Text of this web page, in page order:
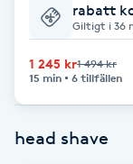
Bottenfärg
Brynfärgning
rabatt
Giltigt i 36
1 245 kr1 494 kr
15 min
6 tillfällen
head shave